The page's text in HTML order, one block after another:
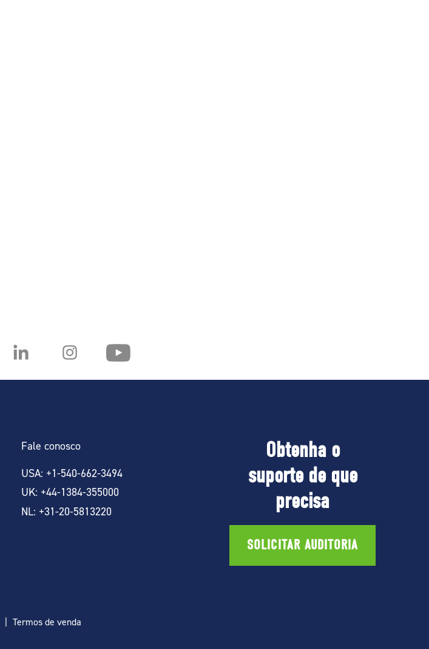
Fale conosco
USA: +1-540-662-3494
UK: +44-1384-355000
NL: +31-20-5813220
Obtenha o
suporte de que
precisa
SOLICITAR AUDITORIA
Termos de venda